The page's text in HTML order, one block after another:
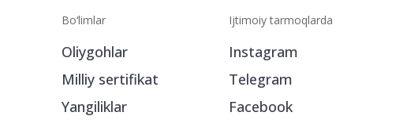
Bo‘limlar
Oliygohlar
Milliy sertifikat
Yangiliklar
Ijtimoiy tarmoqlarda
Instagram
Telegram
Facebook